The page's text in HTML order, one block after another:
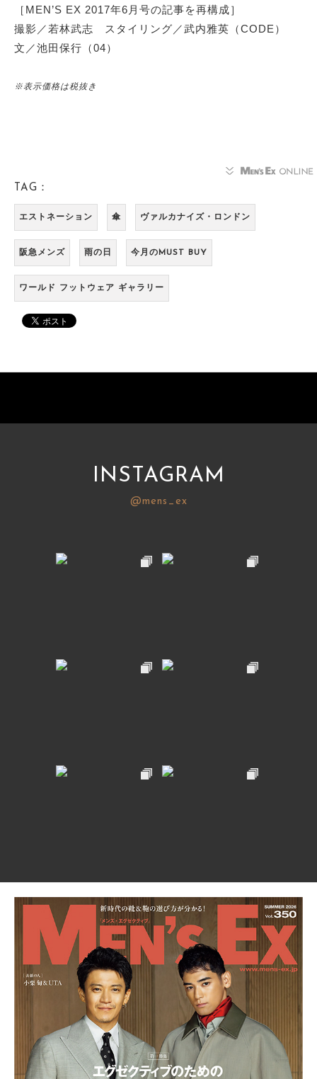
［MEN’S EX 2017年6月号の記事を再構成］
撮影／若林武志 スタイリング／武内雅英（CODE）
文／池田保行（04）
※表示価格は税抜き
TAG：
エストネーション 傘 ヴァルカナイズ・ロンドン
阪急メンズ 雨の日 今月のMUST BUY
ワールド フットウェア ギャラリー
INSTAGRAM
@mens_ex